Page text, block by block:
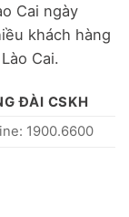
Cai ngày
khách hàng
Cai.
ĐÀI CSKH
1900.6600